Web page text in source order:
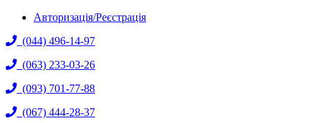
Авторизація/Реєстрація
(044) 496-14-97
(063) 233-03-26
(093) 701-77-88
(067) 444-28-37